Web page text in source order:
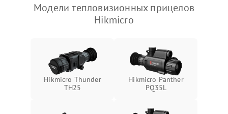
Неисправность системы
защиты от
перенапряжения
1500 ₽ Подробнее →
Модели тепловизионных прицелов
Hikmicro
Hikmicro Thunder
TH25
Hikmicro Panther
PQ35L